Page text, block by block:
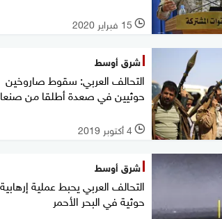
l 15 فبراير 2020
شرق أوسط
التحالف العربي: سقوط صاروخين
حوثيين في صعدة أطلقا من
l 4 أكتوبر 2019
شرق أوسط
التحالف العربي يحبط عملية إرهابية
حوثية في البحر الأحمر